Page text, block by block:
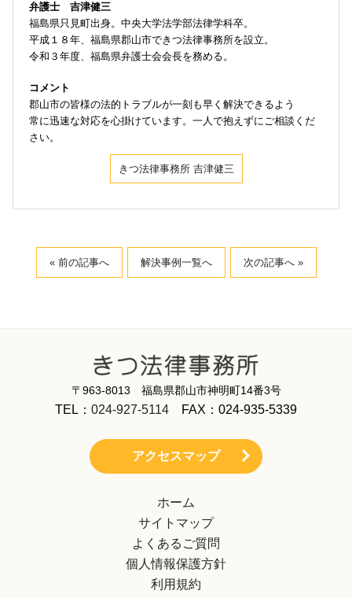
弁護士 吉津健三
福島県只見町出身。中央大学法学部法律学科卒。
平成１８年、福島県郡山市できつ法律事務所を設立。
令和３年度、福島県弁護士会会長を務める。
コメント
郡山市の皆様の法的トラブルが一刻も早く解決できるよう
常に迅速な対応を心掛けています。一人で抱えずにご相談くだ
さい。
きつ法律事務所 吉津健三
« 前の記事へ 解決事例一覧へ 次の記事へ »
〒963-8013 福島県郡山市神明町14番3号
TEL： 024-927-5114 FAX：024-935-5339
アクセスマップ
ホーム
サイトマップ
よくあるご質問
個人情報保護方針
利用規約